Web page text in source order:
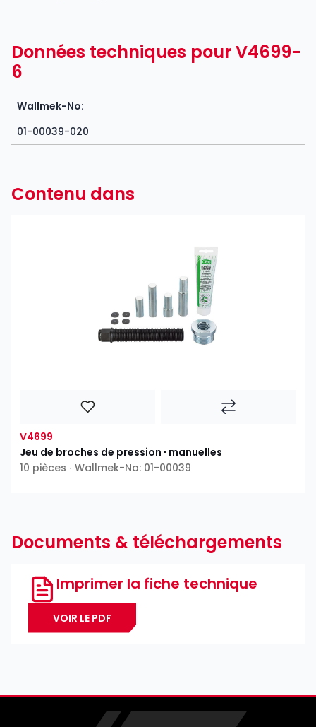
Données techniques pour V4699-
6
Wallmek-No:
01-00039-020
Contenu dans
V4699
Jeu de broches de pression ∙ manuelles
10 pièces ∙ Wallmek-No: 01-00039
Documents & téléchargements
Imprimer la fiche technique
VOIR LE PDF